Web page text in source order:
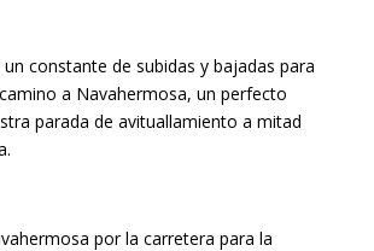
constante de subidas y bajadas para
a Navahermosa, un perfecto
parada de avituallamiento a mitad
por la carretera para la